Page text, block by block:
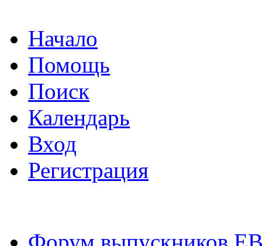
Начало
Помощь
Поиск
Календарь
Вход
Регистрация